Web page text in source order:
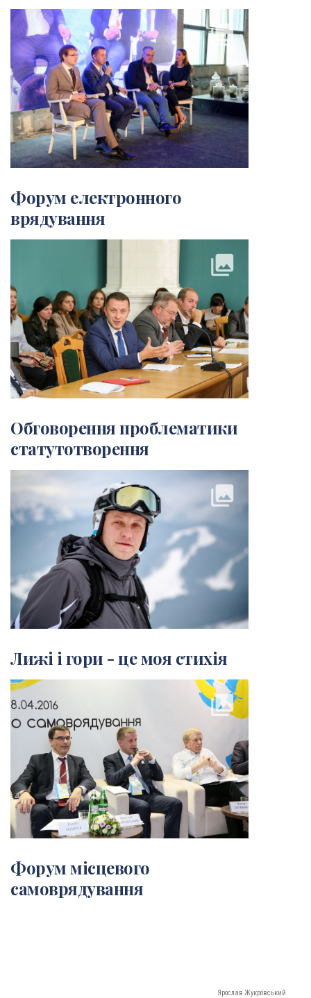
collections
Форум електронного
врядування
collections
Обговорення проблематики
статутотворення
collections
Лижі і гори - це моя стихія
collections
Форум місцевого
самоврядування
Ярослав Жукровський